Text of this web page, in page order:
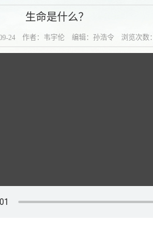
生命是什么？
09-24 作者：韦宇伦 编辑：孙浩令 浏览次数：